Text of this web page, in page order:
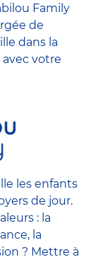
Family
de
dans la
votre
les enfants
de jour.
: la
la
? Mettre à